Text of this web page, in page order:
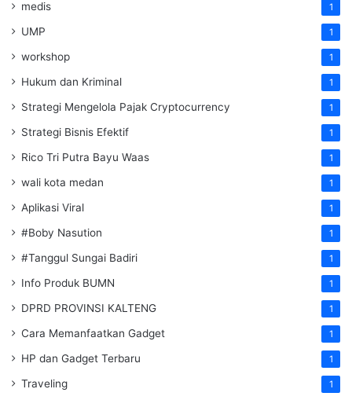
medis 1
UMP 1
workshop 1
Hukum dan Kriminal 1
Strategi Mengelola Pajak Cryptocurrency 1
Strategi Bisnis Efektif 1
Rico Tri Putra Bayu Waas 1
wali kota medan 1
Aplikasi Viral 1
#Boby Nasution 1
#Tanggul Sungai Badiri 1
Info Produk BUMN 1
DPRD PROVINSI KALTENG 1
Cara Memanfaatkan Gadget 1
HP dan Gadget Terbaru 1
Traveling 1